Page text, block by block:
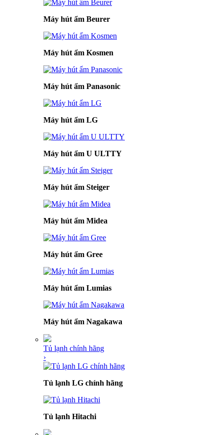
Máy hút ẩm Beurer
Máy hút ẩm Kosmen
Máy hút ẩm Panasonic
Máy hút ẩm LG
Máy hút ẩm U ULTTY
Máy hút ẩm Steiger
Máy hút ẩm Midea
Máy hút ẩm Gree
Máy hút ẩm Lumias
Máy hút ẩm Nagakawa
Tủ lạnh chính hãng
›
Tủ lạnh LG chính hãng
Tủ lạnh Hitachi